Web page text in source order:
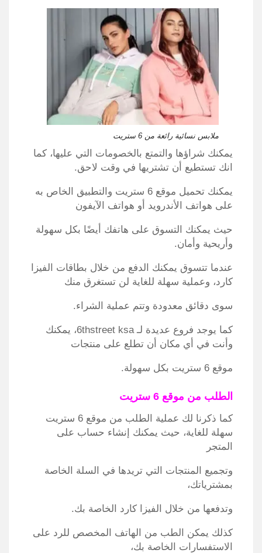
ملابس نسائية رائعة من 6 ستريت
يمكنك شراؤها والتمتع بالخصومات التي عليها، كما
انك تستطيع أن تشتريها في وقت لاحق.
يمكنك تحميل موقع 6 ستريت والتطبيق الخاص به
على هواتف الأندرويد أو هواتف الآيفون
حيث يمكنك التسوق على هاتفك أيضًا بكل سهولة
وأريحية وأمان.
عندما تتسوق يمكنك الدفع من خلال بطاقات الفيزا
كارد، وعملية سهلة للغاية لن تستغرق منك
سوى دقائق معدودة وتتم عملية الشراء.
كما يوجد فروع عديدة لـ 6thstreet ksa، يمكنك
وأنت في أي مكان أن تطلع على منتجات
موقع 6 ستريت بكل سهولة.
الطلب من موقع 6 ستريت
كما ذكرنا لك عملية الطلب من موقع 6 ستريت
سهلة للغاية، حيث يمكنك إنشاء حساب على
المتجر
وتجميع المنتجات التي تريدها في السلة الخاصة
بمشترياتك،
وتدفعها من خلال الفيزا كارد الخاصة بك.
كذلك يمكن الطب من الهاتف المخصص للرد على
الاستفسارات الخاصة بك،